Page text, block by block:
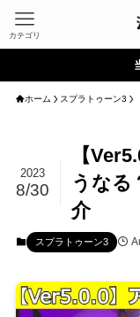
カテゴリ
当サイトは、
ホーム スプラトゥーン3
【
うなる
介
2023
8/30
スプラトゥーン3